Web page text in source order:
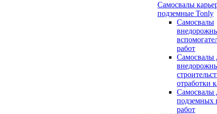
Самосвалы
подземные Tonly
Самосвалы
работ
Самосвалы
отработки
Самосвалы
подземных
работ